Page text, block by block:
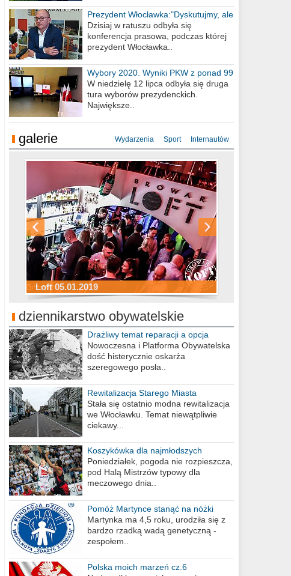
Prezydent Włocławka:"Dyskutujmy, ale
nie obrażajmy się”
Dzisiaj w ratuszu odbyła się
konferencja prasowa, podczas której
prezydent Włocławka..
Wybory 2020. Wyniki PKW z ponad 99
procent obwodów
W niedzielę 12 lipca odbyła się druga
tura wyborów prezydenckich.
Największe..
galerie Wydarzenia Sport Internautów
Loft 05.01.2019
Sylwester Podgrodzie 31.12.2018
Sylwester Pensjonat Michelin 31.12.2018
Sylwester Hotel Młyn 31.12.2018
Sylwester Miejski 31.12.2018
Sylwester Loft 31.12.2018
dziennikarstwo obywatelskie
Drażliwy temat reparacji a opcja
berlińska
Nowoczesna i Platforma Obywatelska
dość histerycznie oskarża
szeregowego posła..
Rewitalizacja Starego Miasta
Stała się ostatnio modna rewitalizacja
we Włocławku. Temat niewątpliwie
ciekawy...
Koszykówka dla najmłodszych
Poniedziałek, pogoda nie rozpieszcza,
pod Halą Mistrzów typowy dla
meczowego dnia..
Pomóż Martynce stanąć na nóżki
Martynka ma 4,5 roku, urodziła się z
bardzo rzadką wadą genetyczną -
zespołem..
Polska moich marzeń cz.6